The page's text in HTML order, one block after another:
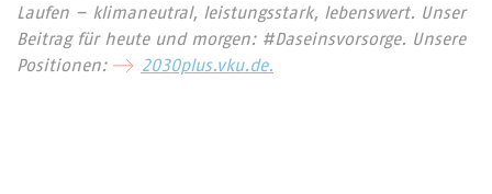
Laufen – klimaneutral, leistungsstark, lebenswert. Unser
Beitrag für heute und morgen: #Daseinsvorsorge. Unsere
Positionen:
2030plus.vku.de.